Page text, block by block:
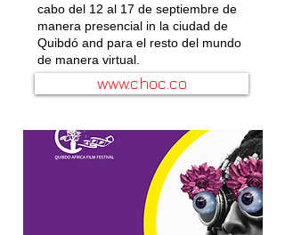
cabo del 12 al 17 de septiembre de
manera presencial in la ciudad de
Quibdó and para el resto del mundo
de manera virtual.
www.choc.co